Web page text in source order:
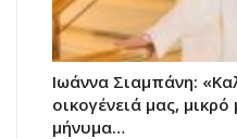
Ιωάννα Σιαμπάνη:
οικογένειά μας,
μήνυμα…